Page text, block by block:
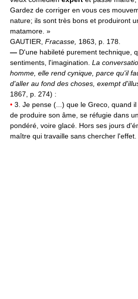
Gardez de corriger en vous ces
nature; ils sont très bons et produiront
matamore. »
GAUTIER, Fracasse, 1863, p. 178.
— D'une habileté purement technique,
sentiments, l'imagination. La
homme, elle rend cynique, parce qu'il
d'aller au fond des choses, exempt
1867, p. 274) :
• 3. Je pense (...) que le Greco, quand
de produire son âme, se réfugie dans
pondéré, voire glacé. Hors ses jours
maître qui travaille sans chercher l'effet.